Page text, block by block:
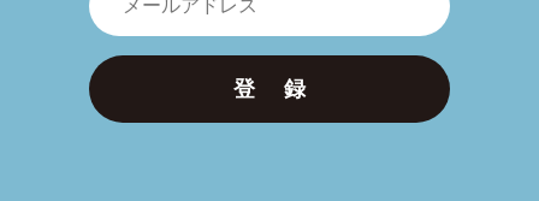
登 録